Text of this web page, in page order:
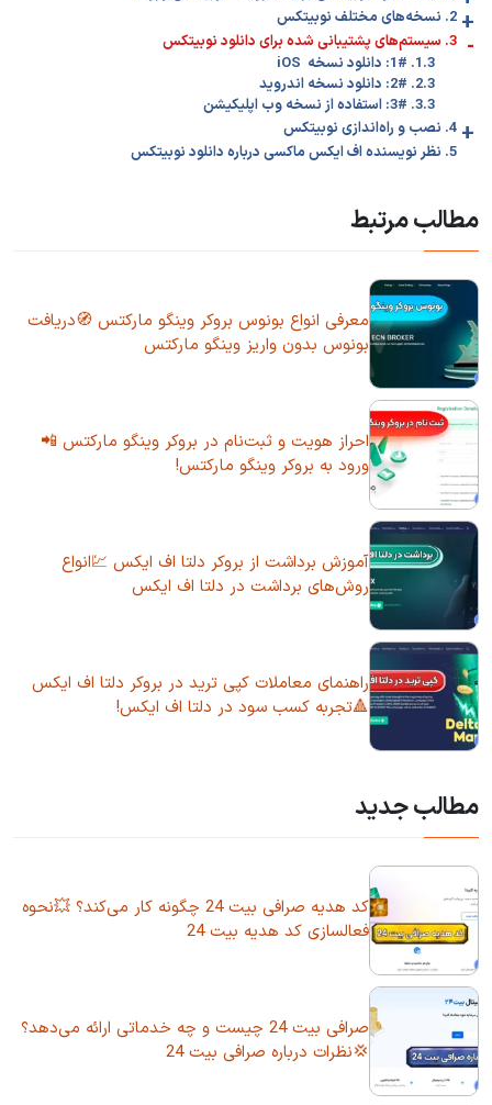
2. نسخه‌های مختلف نوبیتکس +
3. سیستم‌های پشتیبانی شده برای دانلود نوبیتکس -
1.3. 1#: دانلود نسخه iOS
2.3. 2#: دانلود نسخه اندروید
3.3. 3#: استفاده از نسخه وب اپلیکیشن
4. نصب و راه‌اندازی نوبیتکس +
5. نظر نویسنده اف ایکس ماکسی درباره دانلود نوبیتکس
مطالب مرتبط
معرفی انواع بونوس بروکر وینگو مارکتس 🧭دریافت
بونوس بدون واریز وینگو مارکتس
احراز هویت و ثبت‌نام در بروکر وینگو مارکتس 📲
ورود به بروکر وینگو مارکتس!
آموزش برداشت از بروکر دلتا اف ایکس 💹انواع
روش‌های برداشت در دلتا اف ایکس
راهنمای معاملات کپی ترید در بروکر دلتا اف ایکس
🔺تجربه کسب سود در دلتا اف ایکس!
مطالب جدید
کد هدیه صرافی بیت 24 چگونه کار می‌کند؟ 💥نحوه
فعالسازی کد هدیه بیت 24
صرافی بیت 24 چیست و چه خدماتی ارائه می‌دهد؟
💢نظرات درباره صرافی بیت 24